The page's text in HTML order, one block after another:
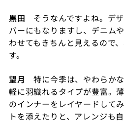
黒田 そうなんですよね。デ
バーにもなりますし、デニム
わせてもきちんと見えるので
す。
望月
特に今季は、やわらか
軽に羽織れるタイプが豊富。
のインナーをレイヤードして
トを添えたりと、アレンジも